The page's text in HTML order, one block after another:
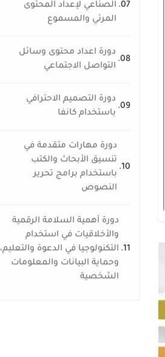
07. الصناعي لإعداد المحتوى
المرئي والمسموع
08.
دورة اعداد محتوى وسائل
التواصل الاجتماعي
09.
دورة التصميم الاحترافي
باستخدام كانفا
10.
دورة مهارات متقدمة في
تنسيق الأبحاث والكتب
باستخدام برامج تحرير
النصوص
11.
دورة أهمية السلامة الرقمية
والأخلاقيات في استخدام
التكنولوجيا في الدعوة والتعليم،
وحماية البيانات والمعلومات
الشخصية